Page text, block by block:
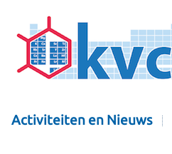
Activiteiten en Nieuws